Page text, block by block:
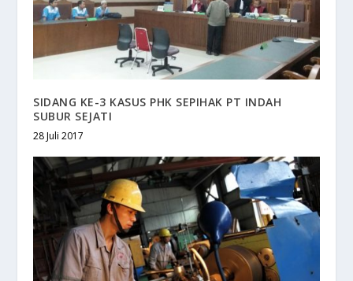
SIDANG KE-3 KASUS PHK SEPIHAK PT INDAH
SUBUR SEJATI
28 Juli 2017